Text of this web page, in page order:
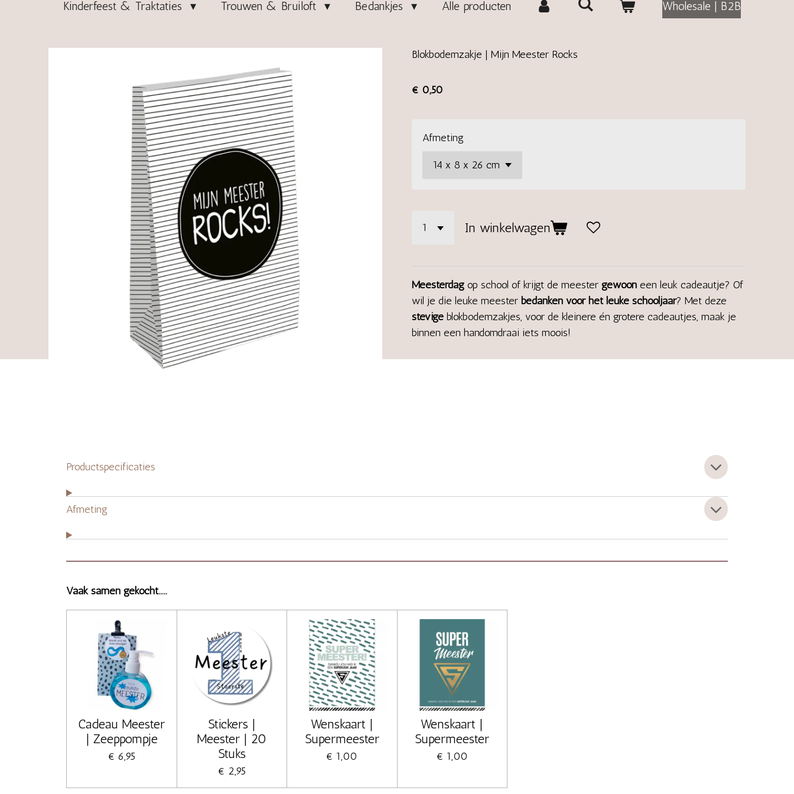
Kinderfeest & Traktaties Trouwen & Bruiloft Bedankjes Alle producten Wholesale | B2B
Blokbodemzakje | Mijn Meester Rocks
€ 0,50
Afmeting
In winkelwagen
Meesterdag op school of krijgt de meester gewoon een leuk cadeautje? Of
wil je die leuke meester bedanken voor het leuke schooljaar? Met deze
stevige blokbodemzakjes, voor de kleinere én grotere cadeautjes, maak je
binnen een handomdraai iets moois!
Productspecificaties
Afmeting
Vaak samen gekocht.....
Cadeau Meester
| Zeeppompje
€ 6,95
Stickers |
Meester | 20
Stuks
€ 2,95
Wenskaart |
Supermeester
€ 1,00
Wenskaart |
Supermeester
€ 1,00